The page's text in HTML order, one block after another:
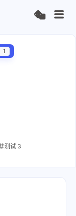
1
测试 3